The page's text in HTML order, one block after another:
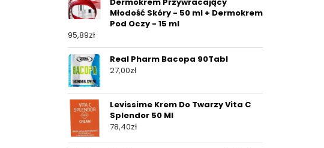
Młodość Skóry - 50 ml + Dermokrem
Pod Oczy - 15 ml
95,89zł
Real Pharm Bacopa 90Tabl
27,00zł
Levissime Krem Do Twarzy Vita C
Splendor 50 Ml
78,40zł